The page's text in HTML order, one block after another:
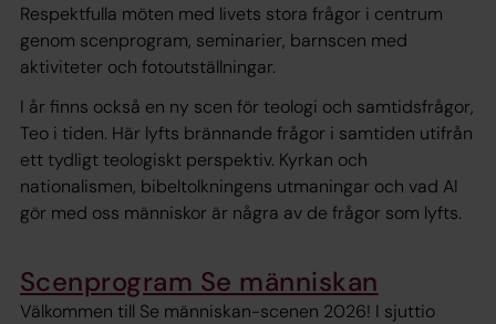
Respektfulla möten med livets stora frågor i centrum
genom scenprogram, seminarier, barnscen med
aktiviteter och fotoutställningar.
I år finns också en ny scen för teologi och samtidsfrågor,
Teo i tiden. Här lyfts brännande frågor i samtiden utifrån
ett tydligt teologiskt perspektiv. Kyrkan och
nationalismen, bibeltolkningens utmaningar och vad AI
gör med oss människor är några av de frågor som lyfts.
Scenprogram Se människan
Välkommen till Se människan-scenen 2026! I sjuttio